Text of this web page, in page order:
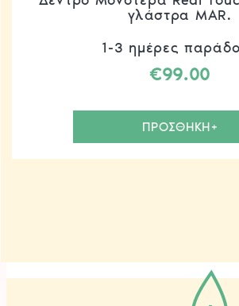
γλάστρα MAR.
1-3 ημέρες
€99.00
ΠΡΟΣΘΗΚΗ+